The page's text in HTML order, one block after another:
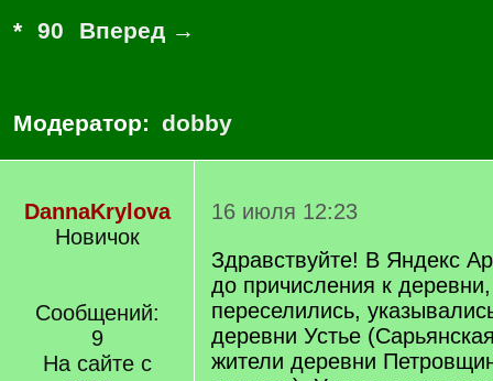
*
90 Вперед →
Модератор: dobby
DannaKrylova
Новичок
Сообщений:
9
На сайте с
16 июля 12:23
Здравствуйте! В Яндекс
до причисления к
переселились,
деревни Устье
жители деревни